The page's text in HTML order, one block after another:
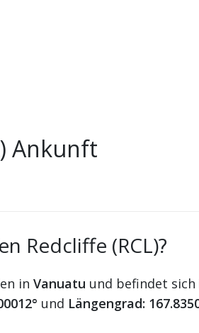
Ankunft
Redcliffe (RCL)?
in Vanuatu und befindet
und Längengrad: